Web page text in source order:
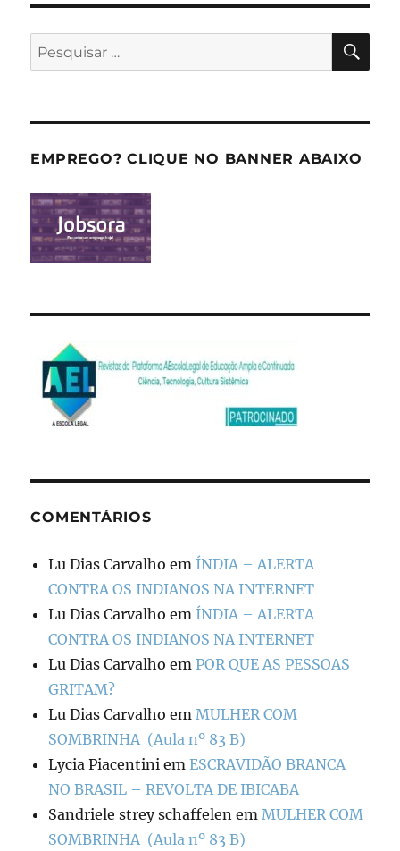
Pesquisar
por:
EMPREGO? CLIQUE NO BANNER ABAIXO
COMENTÁRIOS
Lu Dias Carvalho em ÍNDIA – ALERTA
CONTRA OS INDIANOS NA INTERNET
Lu Dias Carvalho em ÍNDIA – ALERTA
CONTRA OS INDIANOS NA INTERNET
Lu Dias Carvalho emPOR QUE AS PESSOAS
GRITAM?
Lu Dias Carvalho emMULHER COM
SOMBRINHA (Aula nº 83 B)
Lycia Piacentini emESCRAVIDÃO BRANCA
NO BRASIL – REVOLTA DE IBICABA
Sandriele strey schaffelen emMULHER COM
SOMBRINHA (Aula nº 83 B)